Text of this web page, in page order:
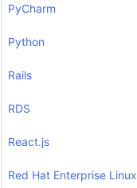
PyCharm
Python
Rails
RDS
React.js
Red Hat Enterprise Linux